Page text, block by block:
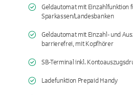
Geldautomat mit Einzahlfunktion
Sparkassen/Landesbanken
Geldautomat mit Einzahl- und
barrierefrei, mit Kopfhörer
SB-Terminal inkl.
Ladefunktion Prepaid Handy